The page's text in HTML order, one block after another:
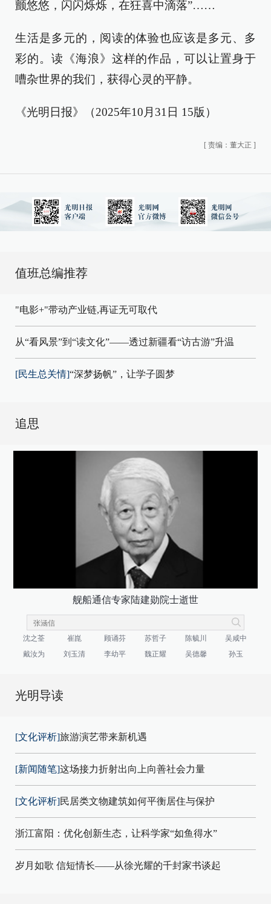
颤悠悠，闪闪烁烁，在狂喜中滴落”……
生活是多元的，阅读的体验也应该是多元、多
彩的。读《海浪》这样的作品，可以让置身于
嘈杂世界的我们，获得心灵的平静。
《光明日报》（2025年10月31日 15版）
[ 责编：董大正 ]
值班总编推荐
"电影+"带动产业链,再证无可取代
从“看风景”到“读文化”——透过新疆看“访古游”升温
[民生总关情]“深梦扬帆”，让学子圆梦
追思
舰船通信专家陆建勋院士逝世
沈之荃 崔崑 顾诵芬 苏哲子 陈毓川
吴咸中
戴汝为
刘玉清 李幼平 魏正耀 吴德馨 孙玉
光明导读
[文化评析]旅游演艺带来新机遇
[新闻随笔]这场接力折射出向上向善社会力量
[文化评析]民居类文物建筑如何平衡居住与保护
浙江富阳：优化创新生态，让科学家“如鱼得水”
岁月如歌 信短情长——从徐光耀的千封家书谈起